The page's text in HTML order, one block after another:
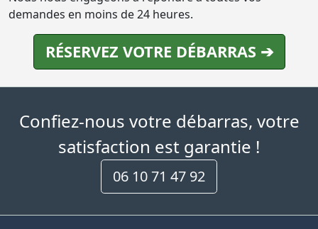
demandes en moins de 24 heures.
RÉSERVEZ VOTRE DÉBARRAS ➔
Confiez-nous votre débarras, votre
satisfaction est garantie !
06 10 71 47 92